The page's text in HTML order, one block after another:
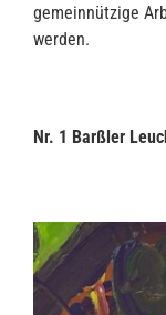
gemeinnützige
werden.
Nr. 1 Barßler